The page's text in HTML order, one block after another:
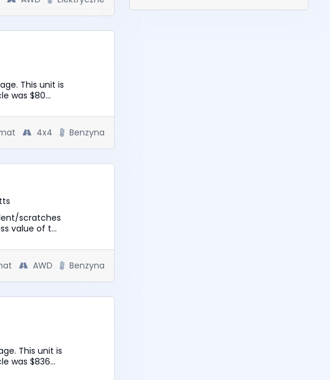
This unit is
was $80...
4x4 Benzyna
scratches
value of t...
AWD Benzyna
This unit is
was $836...